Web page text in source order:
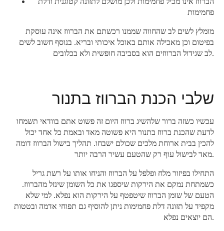
פחמימות
מומלץ לשים לב שהחווה שממנו רכשתם את הברווז אינה עוסקת
בפיטום וכן מאכילה אותם באוכל איכותי ובריא. בנוסף חשוב לשים
לב שגידול הברווזים הוא בסביבה חופשית ולא בכלובים.
שלבי הכנת הברווז בתנור
עכשיו כשזה ברור שלהשיג ברווז היום זה פשוט אתם בוודאי תשמחו
לדעת שהכנת ברווז בתנור היא פשוטה מאד ובאמת כל אחד יכול
להכין בבית ארוחת מלכים שכולם ישבחו. תהליך בישול הברווז דומה
מאד לבישול עוף רק שהטעם עשיר הרבה יותר.
התחילו בפיזור מלח ופלפל על הברווז והניחו אותו על רשת גריל
כשמתחת נמקם את הירקות שיספגו את כל השומן שינזל מהברווז.
הטעם של שומן הברווז שיטפטף על הירקות הוא נפלא. למי שלא
מקפיד על תזונה דלת פחמימות ניתן להוסיף גם תפוחי אדמה ובטטות
הם יוצאים נפלא.